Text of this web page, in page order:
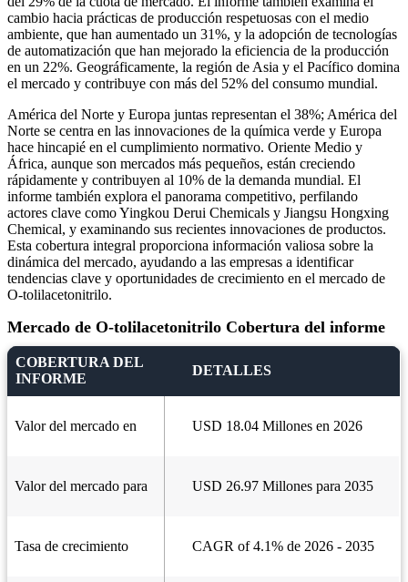
cambio hacia prácticas de producción respetuosas con el medio
ambiente, que han aumentado un 31%, y la adopción de tecnologías
de automatización que han mejorado la eficiencia de la producción
en un 22%. Geográficamente, la región de Asia y el Pacífico domina
el mercado y contribuye con más del 52% del consumo mundial.
América del Norte y Europa juntas representan el 38%; América del
Norte se centra en las innovaciones de la química verde y Europa
hace hincapié en el cumplimiento normativo. Oriente Medio y
África, aunque son mercados más pequeños, están creciendo
rápidamente y contribuyen al 10% de la demanda mundial. El
informe también explora el panorama competitivo, perfilando
actores clave como Yingkou Derui Chemicals y Jiangsu Hongxing
Chemical, y examinando sus recientes innovaciones de productos.
Esta cobertura integral proporciona información valiosa sobre la
dinámica del mercado, ayudando a las empresas a identificar
tendencias clave y oportunidades de crecimiento en el mercado de
O-tolilacetonitrilo.
Mercado de O-tolilacetonitrilo Cobertura del informe
COBERTURA DEL
INFORME
DETALLES
Valor del mercado en USD 18.04 Millones en 2026
Valor del mercado para USD 26.97 Millones para 2035
Tasa de crecimiento CAGR of 4.1% de 2026 - 2035